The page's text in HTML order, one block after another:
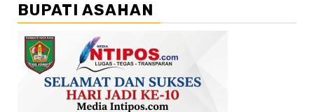
BUPATI ASAHAN